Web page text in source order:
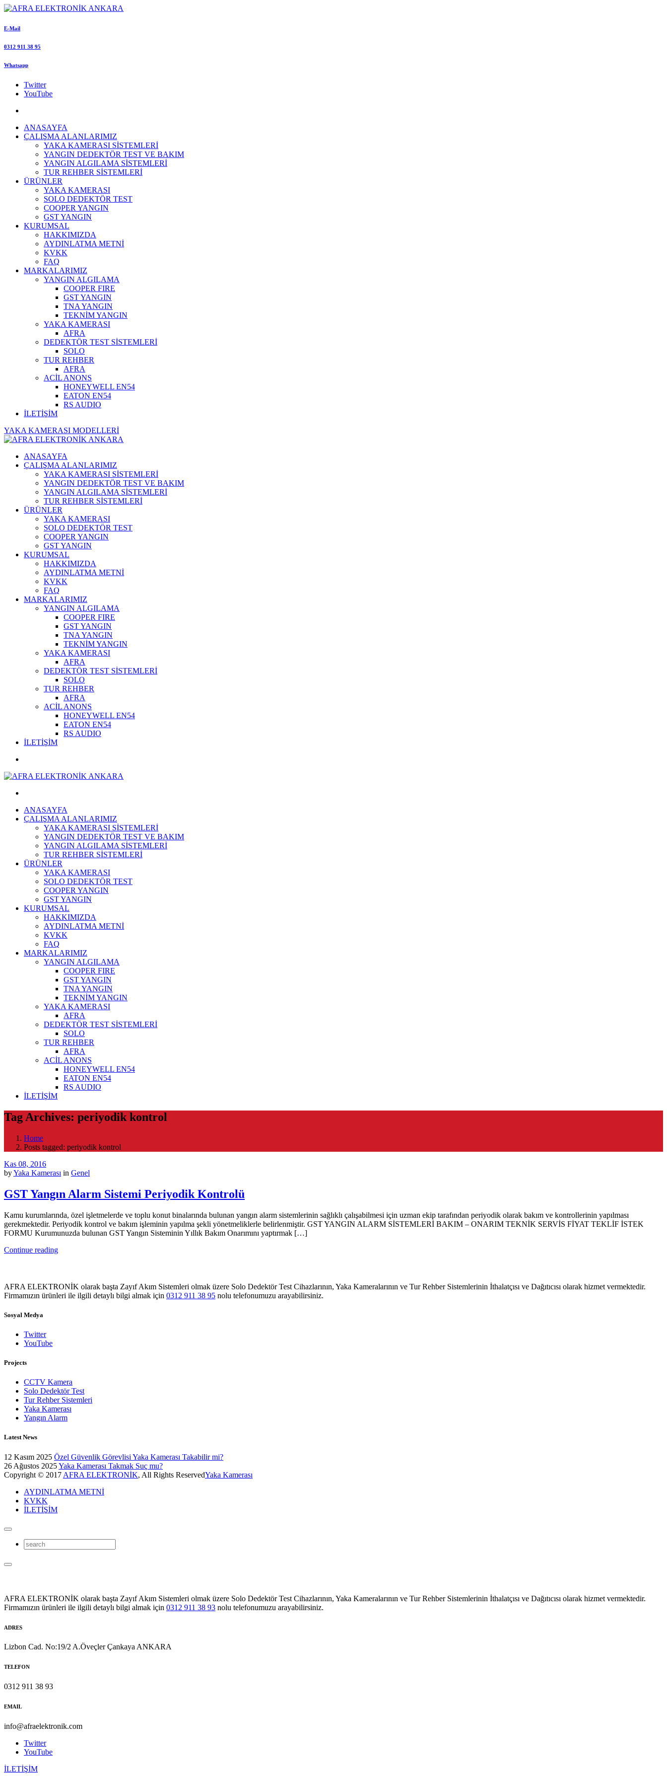
E-Mail
0312 911 38 95
Whatsapp
Twitter
YouTube
ANASAYFA
ÇALIŞMA ALANLARIMIZ
YAKA KAMERASI SİSTEMLERİ
YANGIN DEDEKTÖR TEST VE BAKIM
YANGIN ALGILAMA SİSTEMLERİ
TUR REHBER SİSTEMLERİ
ÜRÜNLER
YAKA KAMERASI
SOLO DEDEKTÖR TEST
COOPER YANGIN
GST YANGIN
KURUMSAL
HAKKIMIZDA
AYDINLATMA METNİ
KVKK
FAQ
MARKALARIMIZ
YANGIN ALGILAMA
COOPER FIRE
GST YANGIN
TNA YANGIN
TEKNİM YANGIN
YAKA KAMERASI
AFRA
DEDEKTÖR TEST SİSTEMLERİ
SOLO
TUR REHBER
AFRA
ACİL ANONS
HONEYWELL EN54
EATON EN54
RS AUDIO
İLETİŞİM
YAKA KAMERASI MODELLERİ
ANASAYFA
ÇALIŞMA ALANLARIMIZ
YAKA KAMERASI SİSTEMLERİ
YANGIN DEDEKTÖR TEST VE BAKIM
YANGIN ALGILAMA SİSTEMLERİ
TUR REHBER SİSTEMLERİ
ÜRÜNLER
YAKA KAMERASI
SOLO DEDEKTÖR TEST
COOPER YANGIN
GST YANGIN
KURUMSAL
HAKKIMIZDA
AYDINLATMA METNİ
KVKK
FAQ
MARKALARIMIZ
YANGIN ALGILAMA
COOPER FIRE
GST YANGIN
TNA YANGIN
TEKNİM YANGIN
YAKA KAMERASI
AFRA
DEDEKTÖR TEST SİSTEMLERİ
SOLO
TUR REHBER
AFRA
ACİL ANONS
HONEYWELL EN54
EATON EN54
RS AUDIO
İLETİŞİM
ANASAYFA
ÇALIŞMA ALANLARIMIZ
YAKA KAMERASI SİSTEMLERİ
YANGIN DEDEKTÖR TEST VE BAKIM
YANGIN ALGILAMA SİSTEMLERİ
TUR REHBER SİSTEMLERİ
ÜRÜNLER
YAKA KAMERASI
SOLO DEDEKTÖR TEST
COOPER YANGIN
GST YANGIN
KURUMSAL
HAKKIMIZDA
AYDINLATMA METNİ
KVKK
FAQ
MARKALARIMIZ
YANGIN ALGILAMA
COOPER FIRE
GST YANGIN
TNA YANGIN
TEKNİM YANGIN
YAKA KAMERASI
AFRA
DEDEKTÖR TEST SİSTEMLERİ
SOLO
TUR REHBER
AFRA
ACİL ANONS
HONEYWELL EN54
EATON EN54
RS AUDIO
İLETİŞİM
Tag Archives: periyodik kontrol
Home
Posts tagged: periyodik kontrol
Kas 08, 2016
byYaka Kamerası in Genel
GST Yangın Alarm Sistemi Periyodik Kontrolü
Kamu kurumlarında, özel işletmelerde ve toplu konut binalarında bulunan yangın alarm sistemlerinin sağlıklı çalışabilmesi için uzman ekip tarafından periyodik olarak bakım ve kontrollerinin yapılması
gerekmektedir. Periyodik kontrol ve bakım işleminin yapılma şekli yönetmeliklerle belirlenmiştir. GST YANGIN ALARM SİSTEMLERİ BAKIM – ONARIM TEKNİK SERVİS FİYAT TEKLİF İSTEK
FORMU Kurumunuzda bulunan GST Yangın Sisteminin Yıllık Bakım Onarımını yaptırmak […]
Continue reading
AFRA ELEKTRONİK olarak başta Zayıf Akım Sistemleri olmak üzere Solo Dedektör Test Cihazlarının, Yaka Kameralarının ve Tur Rehber Sistemlerinin İthalatçısı ve Dağıtıcısı olarak hizmet vermektedir.
Firmamızın ürünleri ile ilgili detaylı bilgi almak için 0312 911 38 95 nolu telefonumuzu arayabilirsiniz.
Sosyal Medya
Twitter
YouTube
Projects
CCTV Kamera
Solo Dedektör Test
Tur Rehber Sistemleri
Yaka Kamerası
Yangın Alarm
Latest News
12 Kasım 2025 Özel Güvenlik Görevlisi Yaka Kamerası Takabilir mi?
26 Ağustos 2025Yaka Kamerası Takmak Suç mu?
Copyright © 2017 AFRA ELEKTRONİK, All Rights ReservedYaka Kamerası
AYDINLATMA METNİ
KVKK
İLETİŞİM
AFRA ELEKTRONİK olarak başta Zayıf Akım Sistemleri olmak üzere Solo Dedektör Test Cihazlarının, Yaka Kameralarının ve Tur Rehber Sistemlerinin İthalatçısı ve Dağıtıcısı olarak hizmet vermektedir.
Firmamızın ürünleri ile ilgili detaylı bilgi almak için 0312 911 38 93 nolu telefonumuzu arayabilirsiniz.
ADRES
Lizbon Cad. No:19/2 A.Öveçler Çankaya ANKARA
TELEFON
0312 911 38 93
EMAIL
info@afraelektronik.com
Twitter
YouTube
İLETİŞİM